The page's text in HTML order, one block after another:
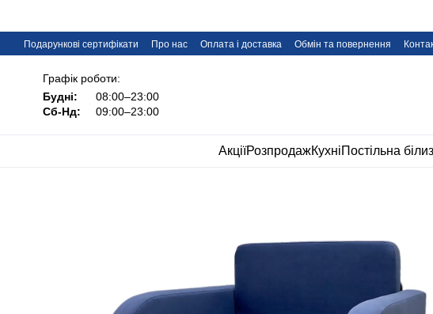
Подарункові сертифікати Про нас Оплата і доставка Обмін та повернення
Графік роботи:
Будні:
08:00–23:00
Сб-Нд:
09:00–23:00
АкціїРозпродажКухніПостільна